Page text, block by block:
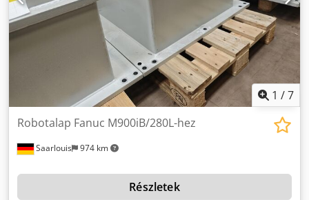
áramerősség: 23 A Teljesítmény: 15 kW Tartalék biztosíték:
50 A Diverzitási faktor: 0,9 Tápellátás: 3× 400 V + PE
1 /7
Saarlouis 974 km
Robotalap Fanuc M900iB/280L-hez
Részletek